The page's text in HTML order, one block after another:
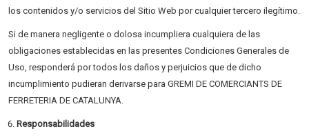
los contenidos y/o servicios del Sitio Web por cualquier tercero ilegítimo.
Si de manera negligente o dolosa incumpliera cualquiera de las
obligaciones establecidas en las presentes Condiciones Generales de
Uso, responderá por todos los daños y perjuicios que de dicho
incumplimiento pudieran derivarse para GREMI DE COMERCIANTS DE
FERRETERIA DE CATALUNYA.
Responsabilidades